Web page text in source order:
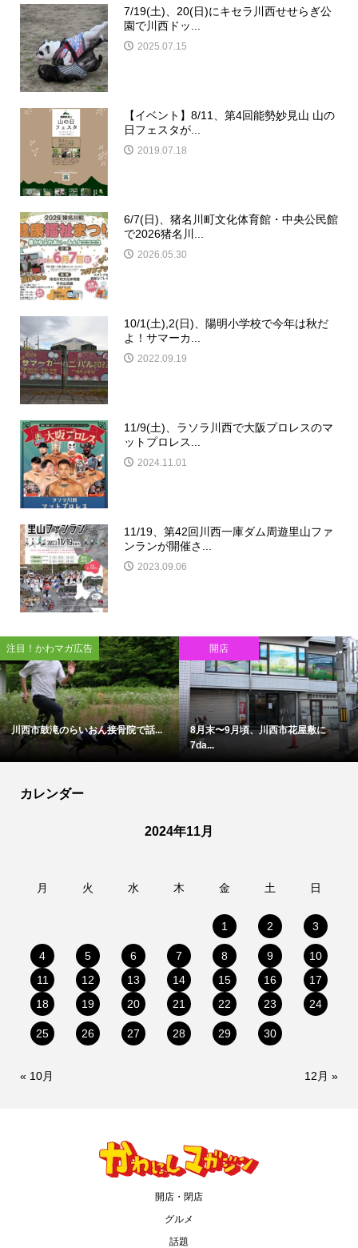
7/19(土)、20(日)にキセラ川西せせらぎ公
園で川西ドッ...
2025.07.15
【イベント】8/11、第4回能勢妙見山 山の
日フェスタが...
2019.07.18
6/7(日)、猪名川町文化体育館・中央公民館
で2026猪名川...
2026.05.30
10/1(土),2(日)、陽明小学校で今年は秋だ
よ！サマーカ...
2022.09.19
11/9(土)、ラソラ川西で大阪プロレスのマ
ットプロレス...
2024.11.01
11/19、第42回川西一庫ダム周遊里山ファ
ンランが開催さ...
2023.09.06
注目！かわマガ広告
川西市鼓滝のらいおん接骨院で話...
開店
8月末〜9月頃、川西市花屋敷に
7da...
カレンダー
2024年11月
月 火 水 木 金 土 日
1 2 3
4 5 6 7 8 9
10
11
12 13 14 15 16
17
18
19 20 21 22 23 24
25 26 27 28 29 30
« 10月 12月 »
開店・閉店
グルメ
話題